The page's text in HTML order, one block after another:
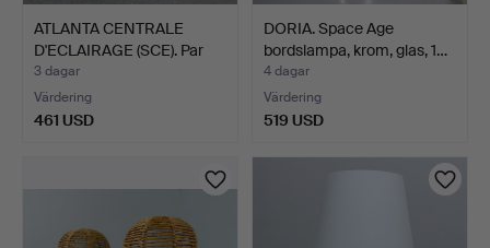
ATLANTA CENTRALE
D'ECLAIRAGE (SCE). Par
bo…
3 dagar
Värdering
461 USD
DORIA. Space Age
bordslampa, krom, glas, 1…
4 dagar
Värdering
519 USD